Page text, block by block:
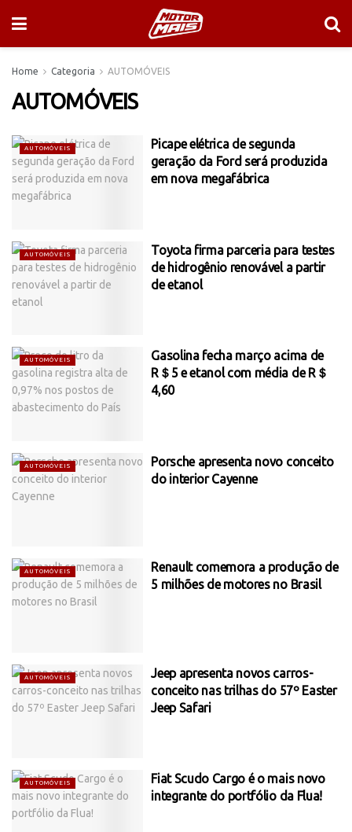
Home Categoria AUTOMÓVEIS
AUTOMÓVEIS
AUTOMÓVEIS
Picape elétrica de segunda
geração da Ford será produzida
em nova megafábrica
AUTOMÓVEIS
Toyota firma parceria para testes
de hidrogênio renovável a partir
de etanol
AUTOMÓVEIS
Gasolina fecha março acima de
R＄5 e etanol com média de R＄
4,60
AUTOMÓVEIS
Porsche apresenta novo conceito
do interior Cayenne
AUTOMÓVEIS
Renault comemora a produção de
5 milhões de motores no Brasil
AUTOMÓVEIS
Jeep apresenta novos carros-
conceito nas trilhas do 57º Easter
Jeep Safari
AUTOMÓVEIS
Fiat Scudo Cargo é o mais novo
integrante do portfólio da Flua!